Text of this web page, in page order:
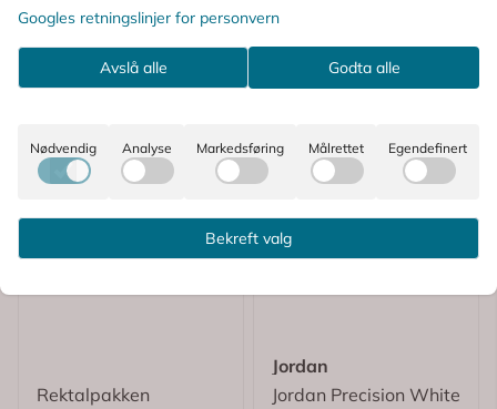
Rektalpakken
Jordan
Jordan Precision White
Googles retningslinjer for personvern
Avslå alle Godta alle
Nødvendig Analyse Markedsføring Målrettet Egendefinert
Bekreft valg